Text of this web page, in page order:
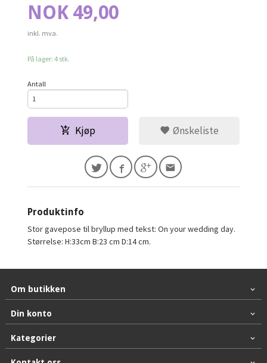
Pris
NOK 49,00
inkl. mva.
På lager: 4 stk.
Antall
Kjøp Ønskeliste
Produktinfo
Stor gavepose til bryllup med tekst: On your wedding day.
Størrelse: H:33cm B:23 cm D:14 cm.
Om butikken
Din konto
Kategorier